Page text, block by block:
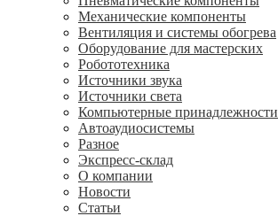
Механические компоненты
Вентиляция и системы обогрева
Оборудование для мастерских
Робототехника
Источники звука
Источники света
Компьютерные принадлежности
Автоаудиосистемы
Разное
Экспресс-склад
О компании
Новости
Статьи